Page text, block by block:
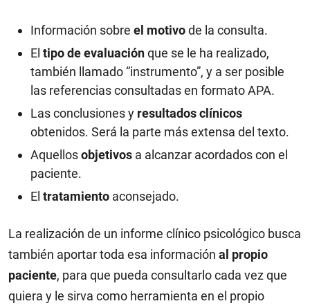
Información sobre el motivode la consulta.
El tipo de evaluaciónque se le ha realizado,
también llamado “instrumento”, y a ser posible
las referencias consultadas en formato APA.
Las conclusiones y resultados clínicos
obtenidos. Será la parte más extensa del texto.
Aquellosobjetivos a alcanzar acordados con el
paciente.
El tratamiento aconsejado.
La realización de un informe clínico psicológico busca
también aportar toda esa información al propio
paciente, para que pueda consultarlo cada vez que
quiera y le sirva como herramienta en el propio